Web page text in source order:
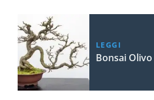
LEGGI
Bonsai